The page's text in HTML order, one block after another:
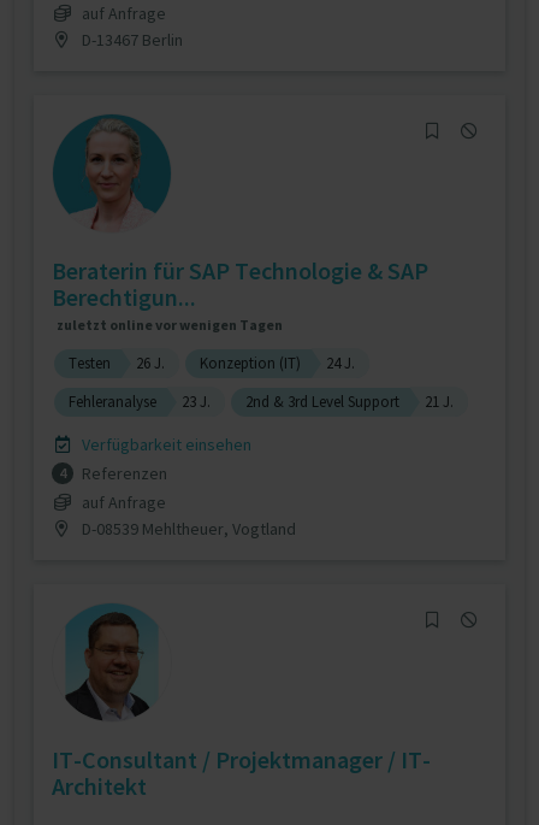
auf Anfrage
D-13467 Berlin
Beraterin für SAP Technologie & SAP
Berechtigun...
zuletzt online vor wenigen Tagen
Testen 26 J. Konzeption (IT)
24 J.
Fehleranalyse
23 J. 2nd & 3rd Level Support 21 J.
Verfügbarkeit einsehen
4
Referenzen
auf Anfrage
D-08539 Mehltheuer, Vogtland
IT-Consultant / Projektmanager / IT-
Architekt